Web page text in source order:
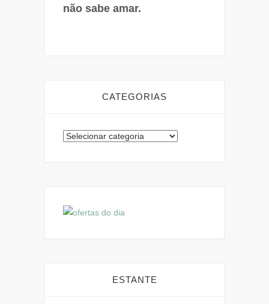
não sabe amar.
CATEGORIAS
Categorias
ESTANTE